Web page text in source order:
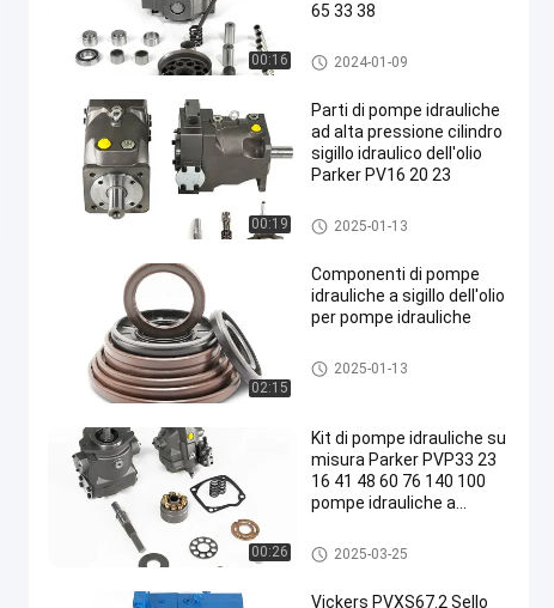
00:16
65 33 38
Parti della pompa idraulica
2024-01-09
00:19
Parti di pompe idrauliche
ad alta pressione cilindro
sigillo idraulico dell'olio
Parker PV16 20 23
Parti della pompa idraulica
2025-01-13
02:15
Componenti di pompe
idrauliche a sigillo dell'olio
per pompe idrauliche
Parti della pompa idraulica
2025-01-13
00:26
Kit di pompe idrauliche su
misura Parker PVP33 23
16 41 48 60 76 140 100
pompe idrauliche a
Parti della pompa idraulica
2025-03-25
Vickers PVXS67.2 Sello